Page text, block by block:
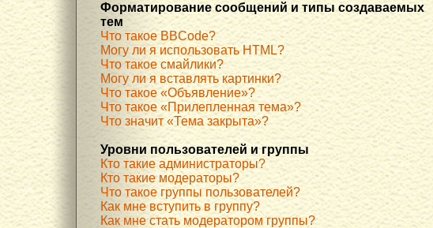
Форматирование сообщений и типы создаваемых
тем
Что такое BBCode?
Могу ли я использовать HTML?
Что такое смайлики?
Могу ли я вставлять картинки?
Что такое «Объявление»?
Что такое «Прилепленная тема»?
Что значит «Тема закрыта»?
Уровни пользователей и группы
Кто такие администраторы?
Кто такие модераторы?
Что такое группы пользователей?
Как мне вступить в группу?
Как мне стать модератором группы?